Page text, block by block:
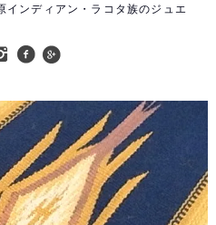
インディアン・ラコタ族のジュエ